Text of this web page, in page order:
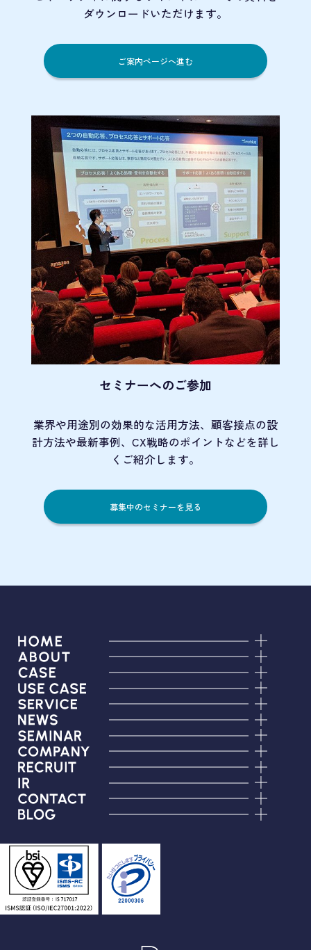
ダウンロードいただけます。
ご案内ページへ進む
セミナーへのご参加
業界や用途別の効果的な活用方法、顧客接点の設
計方法や最新事例、CX戦略のポイントなどを詳し
くご紹介します。
募集中のセミナーを見る